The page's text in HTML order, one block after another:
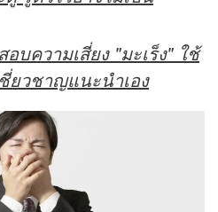
บความเสี่ยง "มะเร็ง" ใช้
ยวชาญแนะนำเอง